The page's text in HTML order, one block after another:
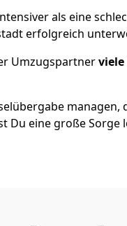
als eine
erfolgreich
Umzugspartnerviele
Du eine große Sorge